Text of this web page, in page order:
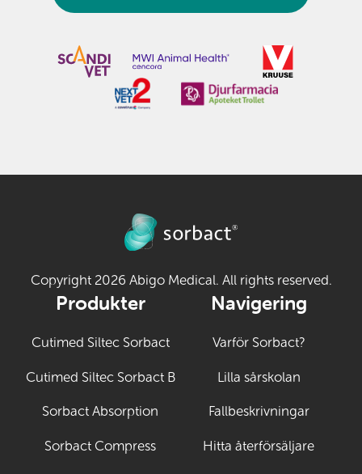
Copyright 2026 Abigo Medical. All rights reserved.
Produkter
Cutimed Siltec Sorbact
Cutimed Siltec Sorbact B
Sorbact Absorption
Sorbact Compress
Navigering
Varför Sorbact?
Lilla sårskolan
Fallbeskrivningar
Hitta återförsäljare